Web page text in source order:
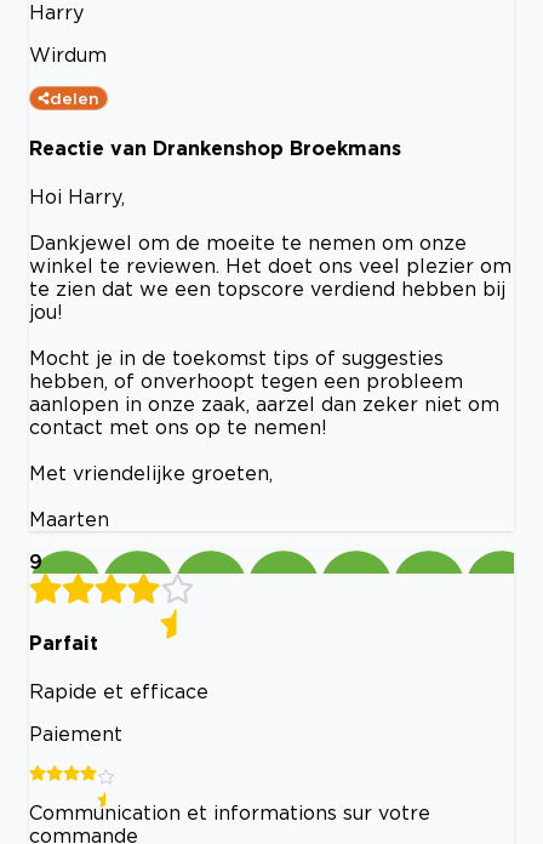
Harry
Wirdum
delen
Reactie van Drankenshop Broekmans
Hoi Harry,
Dankjewel om de moeite te nemen om onze
winkel te reviewen. Het doet ons veel plezier om
te zien dat we een topscore verdiend hebben bij
jou!
Mocht je in de toekomst tips of suggesties
hebben, of onverhoopt tegen een probleem
aanlopen in onze zaak, aarzel dan zeker niet om
contact met ons op te nemen!
Met vriendelijke groeten,
Maarten
9
Parfait
Rapide et efficace
Paiement
Communication et informations sur votre
commande